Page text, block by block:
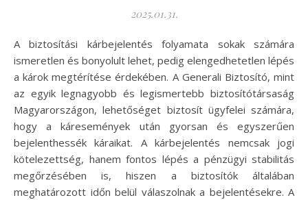
2025.01.31.
A biztosítási kárbejelentés folyamata sokak számára
ismeretlen és bonyolult lehet, pedig elengedhetetlen lépés
a károk megtérítése érdekében. A Generali Biztosító, mint
az egyik legnagyobb és legismertebb biztosítótársaság
Magyarországon, lehetőséget biztosít ügyfelei számára,
hogy a káresemények után gyorsan és egyszerűen
bejelenthessék káraikat. A kárbejelentés nemcsak jogi
kötelezettség, hanem fontos lépés a pénzügyi stabilitás
megőrzésében is, hiszen a biztosítók általában
meghatározott időn belül válaszolnak a bejelentésekre. A